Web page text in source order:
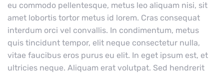
eu commodo pellentesque, metus leo aliquam nisi, sit
amet lobortis tortor metus id lorem. Cras consequat
interdum orci vel convallis. In condimentum, metus
quis tincidunt tempor, elit neque consectetur nulla,
vitae faucibus eros purus eu elit. In eget ipsum est, et
ultricies neque. Aliquam erat volutpat. Sed hendrerit